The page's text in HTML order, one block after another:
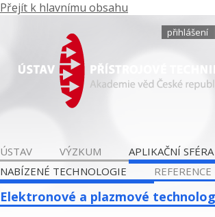
Přejít k hlavnímu obsahu
přihlášení
ÚSTAV VÝZKUM APLIKAČNÍ SFÉRA
NABÍZENÉ TECHNOLOGIE
REFERENCE
Elektronové a plazmové